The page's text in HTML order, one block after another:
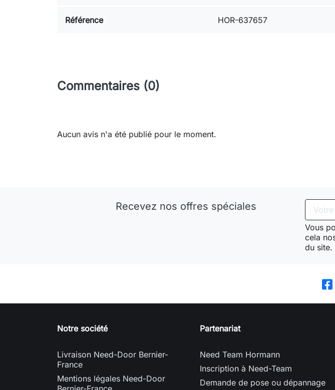
Référence HOR-637657
Commentaires (0)
Aucun avis n'a été publié pour le moment.
Recevez nos offres spéciales
Vous
cela
du site.
Notre société
Livraison Need-Door Bernier-
France
Mentions légales Need-Door
Partenariat
Need Team Hormann
Inscription à Need-Team
Demande de pose ou dépannage